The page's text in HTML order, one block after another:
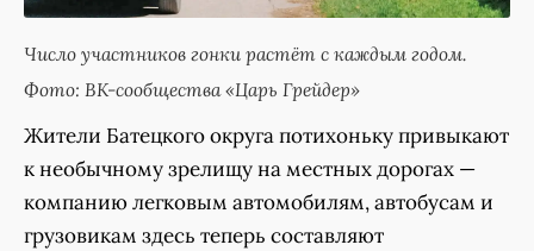
Число участников гонки растёт с каждым годом.
Фото: ВК-сообщества «Царь Грейдер»
Жители Батецкого округа потихоньку привыкают
к необычному зрелищу на местных дорогах —
компанию легковым автомобилям, автобусам и
грузовикам здесь теперь составляют